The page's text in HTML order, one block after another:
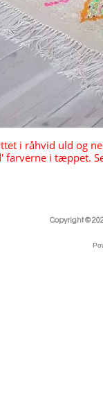
i råhvid uld og
farverne i tæppet.
Copyright ©